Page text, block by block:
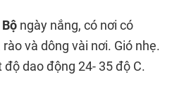
ngày nắng, có nơi có
và dông vài nơi. Gió nhẹ.
dao động 24- 35 độ C.